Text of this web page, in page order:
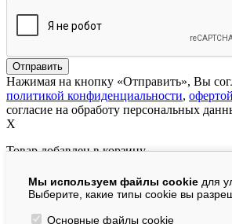
Мы используем файлы cookie для
Выберите, какие типы cookie вы
Основные файлы cookie
Нажимая на кнопку «Отправить», Вы
политикой конфиденциальности, офертой
согласие на обработу персональных
X
Товар добавлен в корзину
В корзине:шт.